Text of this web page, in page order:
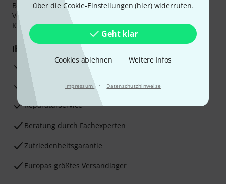
über die Cookie-Einstellungen (hier) widerrufen.
Geht klar
Cookies ablehnen Weitere Infos
Impressum · Datenschutzhinweise
Bezahlen Sie vertraulich und sicher per Nachnahme,
Vorkasse, PayPal, Amazon Pay,
Klarna Ratenzahlungoder Kreditkarte.
Ihre Vorteile
3 Jahre Thomann Garantie
30 Tage Money-Back-Garantie
Reparaturservice
Beratung durch Fachexperten
Zufriedenheitsgarantie
Europas größtes Versandlager